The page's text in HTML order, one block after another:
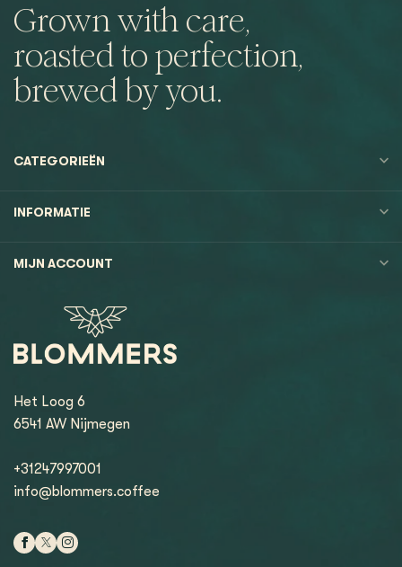
Grown with care,
roasted to perfection,
brewed by you.
CATEGORIEËN
INFORMATIE
MIJN ACCOUNT
Het Loog 6
6541 AW Nijmegen
+31247997001
info@blommers.coffee